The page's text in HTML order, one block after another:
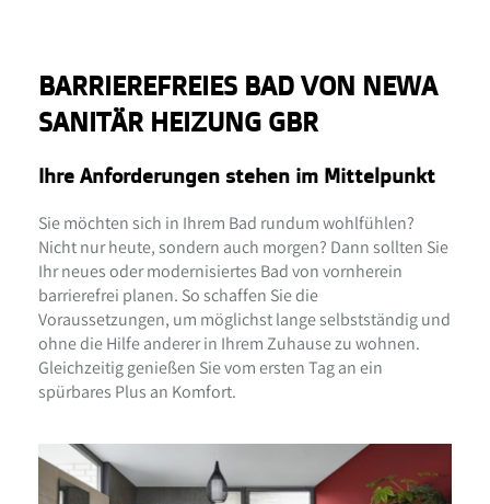
BARRIEREFREIES BAD VON NEWA
SANITÄR HEIZUNG GBR
Ihre Anforderungen stehen im Mittelpunkt
Sie möchten sich in Ihrem Bad rundum wohlfühlen?
Nicht nur heute, sondern auch morgen? Dann sollten Sie
Ihr neues oder modernisiertes Bad von vornherein
barrierefrei planen. So schaffen Sie die
Voraussetzungen, um möglichst lange selbstständig und
ohne die Hilfe anderer in Ihrem Zuhause zu wohnen.
Gleichzeitig genießen Sie vom ersten Tag an ein
spürbares Plus an Komfort.